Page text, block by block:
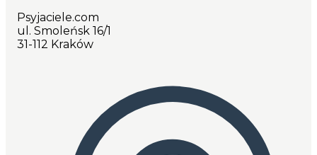
Psyjaciele.com
ul. Smoleńsk 16/1
31-112 Kraków